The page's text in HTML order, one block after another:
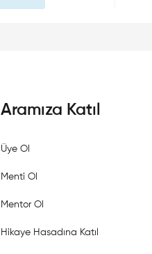
Aramıza Katıl
Üye Ol
Menti Ol
Mentor Ol
Hikaye Hasadına Katıl